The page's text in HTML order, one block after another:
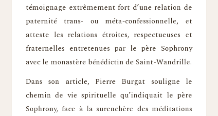
témoignage extrêmement fort d’une relation de
paternité trans- ou méta-confessionnelle, et
atteste les relations étroites, respectueuses et
fraternelles entretenues par le père Sophrony
avec le monastère bénédictin de Saint-Wandrille.
Dans son article, Pierre Burgat souligne le
chemin de vie spirituelle qu’indiquait le père
Sophrony, face à la surenchère des méditations